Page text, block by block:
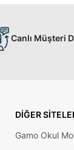
Canlı Müşteri
DIĞER
Gamo Okul